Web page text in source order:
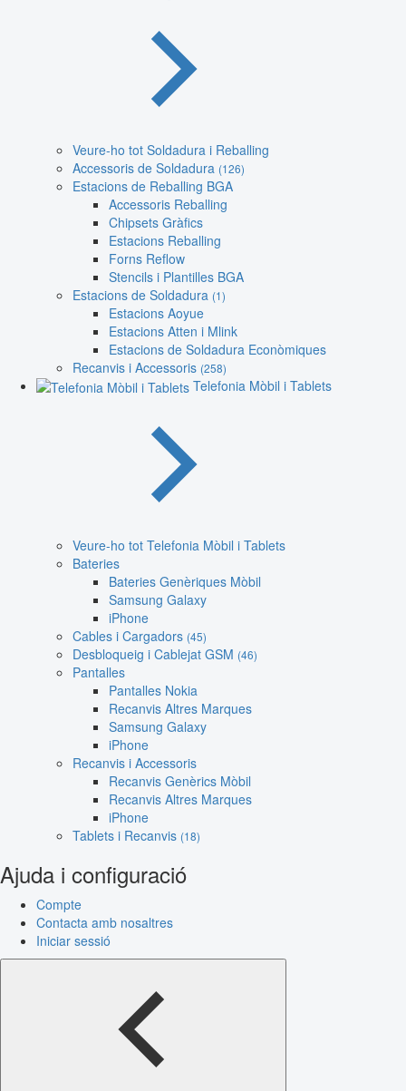
Veure-ho tot Soldadura i Reballing
Accessoris de Soldadura (126)
Estacions de Reballing BGA
Accessoris Reballing
Chipsets Gràfics
Estacions Reballing
Forns Reflow
Stencils i Plantilles BGA
Estacions de Soldadura (1)
Estacions Aoyue
Estacions Atten i Mlink
Estacions de Soldadura Econòmiques
Recanvis i Accessoris (258)
Telefonia Mòbil i Tablets
Veure-ho tot Telefonia Mòbil i Tablets
Bateries
Bateries Genèriques Mòbil
Samsung Galaxy
iPhone
Cables i Cargadors (45)
Desbloqueig i Cablejat GSM (46)
Pantalles
Pantalles Nokia
Recanvis Altres Marques
Samsung Galaxy
iPhone
Recanvis i Accessoris
Recanvis Genèrics Mòbil
Recanvis Altres Marques
iPhone
Tablets i Recanvis (18)
Ajuda i configuració
Compte
Contacta amb nosaltres
Iniciar sessió